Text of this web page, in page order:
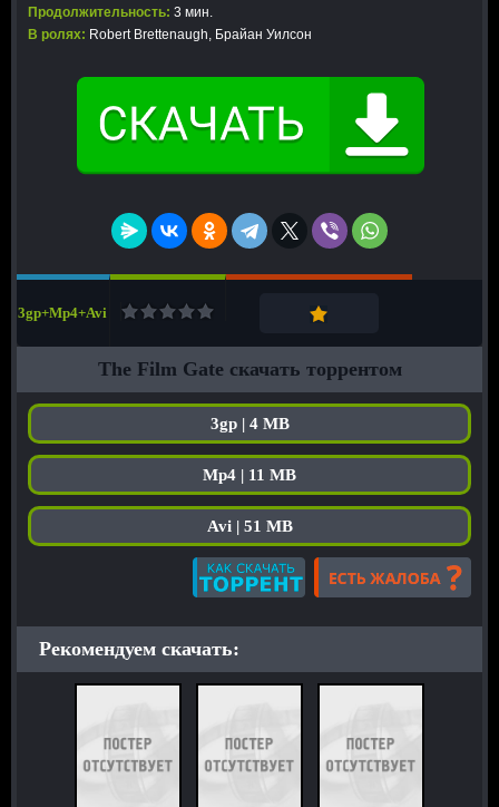
Продолжительность: 3 мин.
В ролях: Robert Brettenaugh, Брайан Уилсон
3gp+Mp4+Avi
The Film Gate скачать торрентом
3gp | 4 MB
Mp4 | 11 MB
Avi | 51 MB
Рекомендуем скачать: